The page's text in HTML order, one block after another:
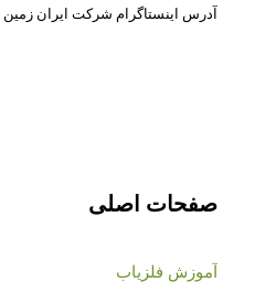
آدرس اینستاگرام شرکت ایران زمین
صفحات اصلی
آموزش فلزیاب